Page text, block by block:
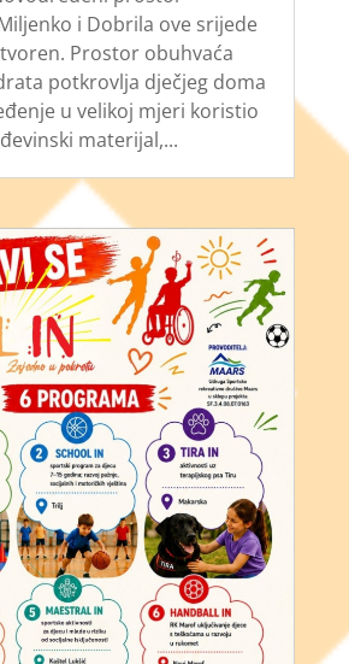
i Dobrila ove srijede
Prostor obuhvaća
potkrovlja dječjeg doma
u velikoj mjeri koristio
materijal,...